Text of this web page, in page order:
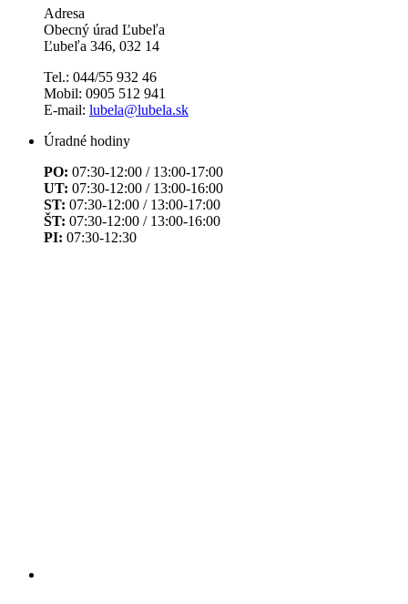
Adresa
Obecný úrad Ľubeľa
Ľubeľa 346, 032 14
Tel.: 044/55 932 46
Mobil: 0905 512 941
E-mail: lubela@lubela.sk
Úradné hodiny
PO: 07:30-12:00 / 13:00-17:00
UT: 07:30-12:00 / 13:00-16:00
ST: 07:30-12:00 / 13:00-17:00
ŠT: 07:30-12:00 / 13:00-16:00
PI: 07:30-12:30